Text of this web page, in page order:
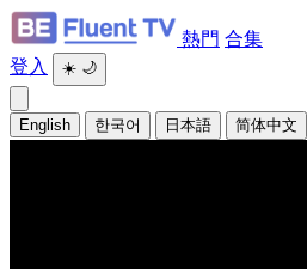
熱門 合集
登入
☀️ 🌙
English 한국어 日本語 简体中文